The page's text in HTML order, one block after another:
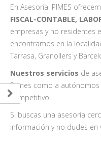
En Asesoría IPIMES
FISCAL-CONTABLE,
empresas y no residentes
encontramos en la
Tarrasa, Granollers y
Nuestros servicios de
Pymes como a
competitivo.
Si buscas una asesoría
información y no dudes en